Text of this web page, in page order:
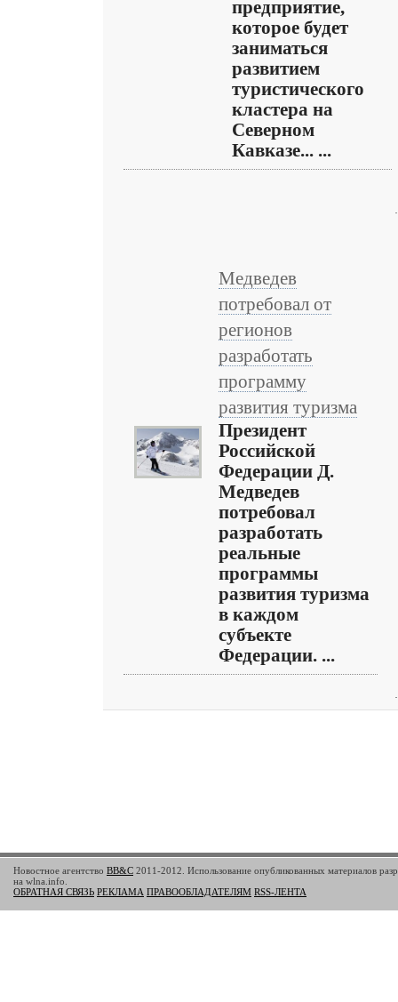
предприятие,
которое будет
заниматься
развитием
туристического
кластера на
Северном
Кавказе... ...
Медведев
потребовал от
регионов
разработать
программу
развития туризма
Президент
Российской
Федерации Д.
Медведев
потребовал
разработать
реальные
программы
развития туризма
в каждом
субъекте
Федерации. ...
Новостное агентство BB&C 2011-2012. Использование опубликованных материалов
на wlna.info.
ОБРАТНАЯ СВЯЗЬ РЕКЛАМА ПРАВООБЛАДАТЕЛЯМ RSS-ЛЕНТА